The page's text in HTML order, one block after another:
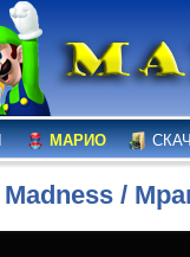
МАРИО
/